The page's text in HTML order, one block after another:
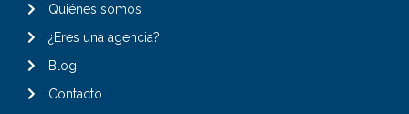
Quiénes somos
¿Eres una agencia?
Blog
Contacto